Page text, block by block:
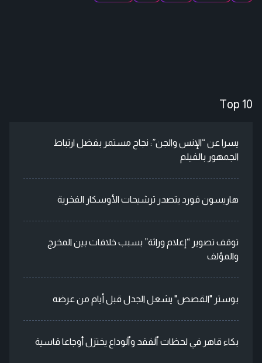
Top 10
يسرا عن “الإنس والجن”: نجاح مستمر بفضل ارتباط
الجمهور بالفيلم
هاريسون فورد يتصدر ترشيحات الأوسكار الفخرية
توقف تصوير “إعلام وراثة” بسبب خلافات بين المخرج
والمؤلف
بوستر "القصص" يشعل الجدل قبل أيام من عرضه
بكاء قاهر في لحظات ٱلفقد وٱلوداع يختزل أوجاعا قاسية